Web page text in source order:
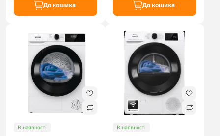
До кошика До кошика
В наявності В наявності